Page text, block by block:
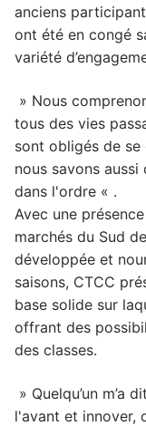
anciens
ont été en congé
variété
» Nous
tous des vies
sont obligés de
nous savons
dans l'ordre « .
Avec une
marchés du Sud
développée et
saisons, CTCC
base solide sur
offrant des
des classes.
» Quelqu’un m’a
l'avant et innover,